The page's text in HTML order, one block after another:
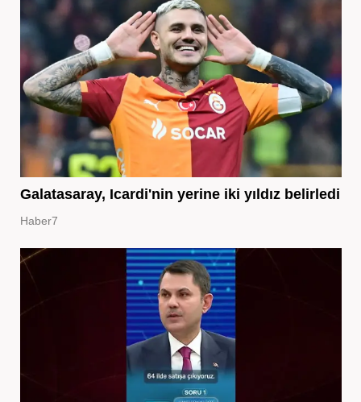
Galatasaray, Icardi'nin yerine iki yıldız belirledi
Haber7